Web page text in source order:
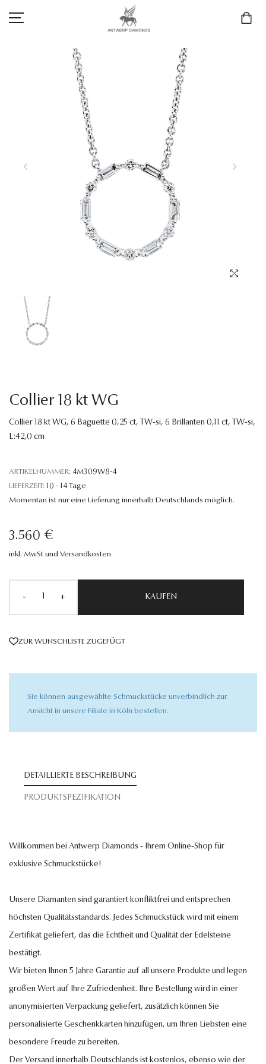
LIEBE & VERLOBUNG
ANTWERP DIAMONDS LUXURY COLLECTION
3D TRAURINGKONFIGURATION
Collier 18 kt WG
Collier 18 kt WG, 6 Baguette 0,25 ct, TW-si, 6 Brillanten 0,11 ct, TW-si,
L:42,0 cm
ARTIKELNUMMER: 4M309W8-4
LIEFERZEIT: 10 - 14 Tage
Momentan ist nur eine Lieferung innerhalb Deutschlands möglich.
3.560 €
inkl. MwSt und Versandkosten
- + KAUFEN
ZUR WUNSCHLISTE ZUGEFÜGT
Sie können ausgewählte Schmuckstücke unverbindlich zur
Ansicht in unsere Filiale in Köln bestellen.
DETAILLIERTE BESCHREIBUNG
PRODUKTSPEZIFIKATION
Willkommen bei Antwerp Diamonds - Ihrem Online-Shop für
exklusive Schmuckstücke!
Unsere Diamanten sind garantiert konfliktfrei und entsprechen
höchsten Qualitätsstandards. Jedes Schmuckstück wird mit einem
Zertifikat geliefert, das die Echtheit und Qualität der Edelsteine
bestätigt.
Wir bieten Ihnen 5 Jahre Garantie auf all unsere Produkte und legen
großen Wert auf Ihre Zufriedenheit. Ihre Bestellung wird in einer
anonymisierten Verpackung geliefert, zusätzlich können Sie
personalisierte Geschenkkarten hinzufügen, um Ihren Liebsten eine
besondere Freude zu bereiten.
Der Versand innerhalb Deutschlands ist kostenlos, ebenso wie der